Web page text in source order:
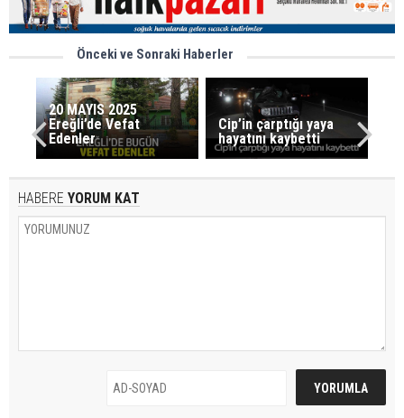
Önceki ve Sonraki Haberler
20 MAYIS 2025
Ereğli’de Vefat
Edenler
Cip’in çarptığı yaya
hayatını kaybetti
HABERE YORUM KAT